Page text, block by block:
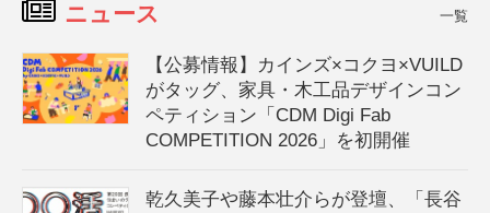
ニュース 一覧
【公募情報】カインズ×コクヨ×VUILD
がタッグ、家具・木工品デザインコン
ペティション「CDM Digi Fab
COMPETITION 2026」を初開催
乾久美子や藤本壮介らが登壇、「長谷